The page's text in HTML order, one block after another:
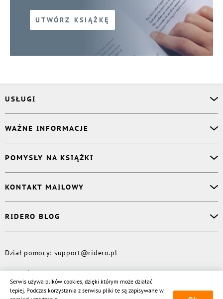
UTWÓRZ KSIĄŻKĘ
USŁUGI
Korektor
Projektant okładki
Druk Twojej książki
Publikacja
WAŻNE INFORMACJE
Książki Ridero
Pomoc
Polityka prywatności
POMYSŁY NA KSIĄŻKI
Dzienniczek malucha
Książka eksperta
Wydaj tomik poezji
KONTAKT MAILOWY
Kontakt dla mediów
RIDERO BLOG
Więcej
© Rideró, 2013—2026
Dział pomocy: support@ridero.pl
Serwis używa plików cookies, dzięki którym może działać
lepiej. Podczas korzystania z serwisu pliki te są zapisywane w